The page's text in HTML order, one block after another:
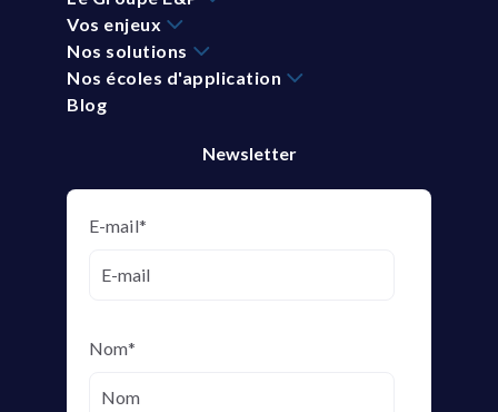
Vos enjeux
Nos solutions
Nos écoles d'application
Blog
Newsletter
E-mail*
Nom*